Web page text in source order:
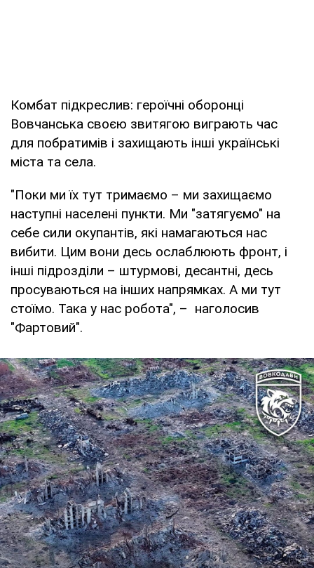
Комбат підкреслив: героїчні оборонці
Вовчанська своєю звитягою виграють час
для побратимів і захищають інші українські
міста та села.
"Поки ми їх тут тримаємо – ми захищаємо
наступні населені пункти. Ми "затягуємо" на
себе сили окупантів, які намагаються нас
вибити. Цим вони десь ослаблюють фронт, і
інші підрозділи – штурмові, десантні, десь
просуваються на інших напрямках. А ми тут
стоїмо. Така у нас робота", – наголосив
"Фартовий".